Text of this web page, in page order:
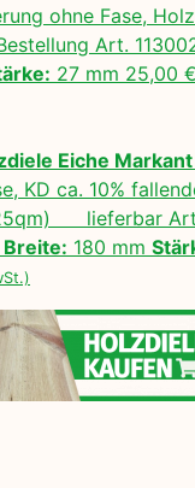
ohne Fase,
Art.
27 mm 25,00
Eiche
KD ca. 10%
lieferbar
Breite: 180 mm